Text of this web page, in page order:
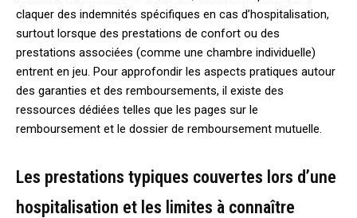
claquer des indemnités spécifiques en cas d’hospitalisation,
surtout lorsque des prestations de confort ou des
prestations associées (comme une chambre individuelle)
entrent en jeu. Pour approfondir les aspects pratiques autour
des garanties et des remboursements, il existe des
ressources dédiées telles que les pages sur le
remboursement et le dossier de remboursement mutuelle.
Les prestations typiques couvertes lors d’une
hospitalisation et les limites à connaître